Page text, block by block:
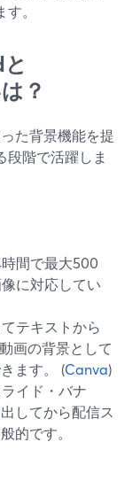
。
？
た背景機能を提
段階で活躍しま
間で最大500
に対応してい
テキストから
画の背景として
ます。 (Canva)
イド・バナ
してから配信ス
的です。